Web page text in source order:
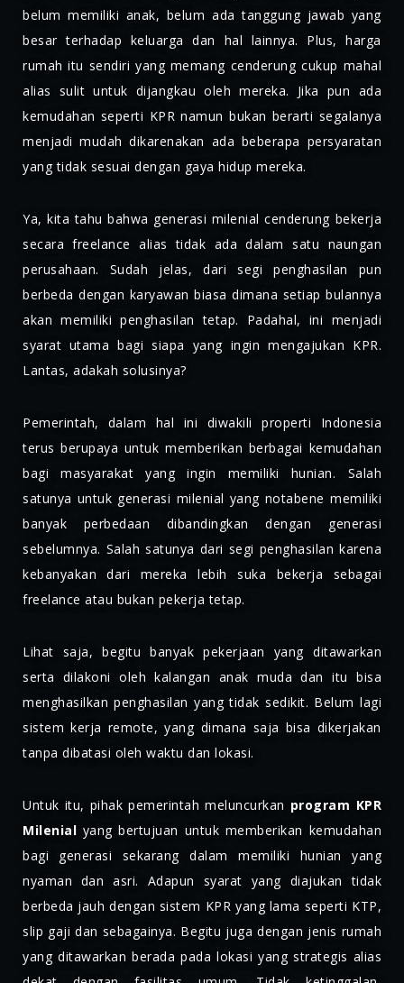
belum memiliki anak, belum ada tanggung jawab yang
besar terhadap keluarga dan hal lainnya. Plus, harga
rumah itu sendiri yang memang cenderung cukup mahal
alias sulit untuk dijangkau oleh mereka. Jika pun ada
kemudahan seperti KPR namun bukan berarti segalanya
menjadi mudah dikarenakan ada beberapa persyaratan
yang tidak sesuai dengan gaya hidup mereka.
Ya, kita tahu bahwa generasi milenial cenderung bekerja
secara freelance alias tidak ada dalam satu naungan
perusahaan. Sudah jelas, dari segi penghasilan pun
berbeda dengan karyawan biasa dimana setiap bulannya
akan memiliki penghasilan tetap. Padahal, ini menjadi
syarat utama bagi siapa yang ingin mengajukan KPR.
Lantas, adakah solusinya?
Pemerintah, dalam hal ini diwakili properti Indonesia
terus berupaya untuk memberikan berbagai kemudahan
bagi masyarakat yang ingin memiliki hunian. Salah
satunya untuk generasi milenial yang notabene memiliki
banyak perbedaan dibandingkan dengan generasi
sebelumnya. Salah satunya dari segi penghasilan karena
kebanyakan dari mereka lebih suka bekerja sebagai
freelance atau bukan pekerja tetap.
Lihat saja, begitu banyak pekerjaan yang ditawarkan
serta dilakoni oleh kalangan anak muda dan itu bisa
menghasilkan penghasilan yang tidak sedikit. Belum lagi
sistem kerja remote, yang dimana saja bisa dikerjakan
tanpa dibatasi oleh waktu dan lokasi.
Untuk itu, pihak pemerintah meluncurkan program KPR
Milenial yang bertujuan untuk memberikan kemudahan
bagi generasi sekarang dalam memiliki hunian yang
nyaman dan asri. Adapun syarat yang diajukan tidak
berbeda jauh dengan sistem KPR yang lama seperti KTP,
slip gaji dan sebagainya. Begitu juga dengan jenis rumah
yang ditawarkan berada pada lokasi yang strategis alias